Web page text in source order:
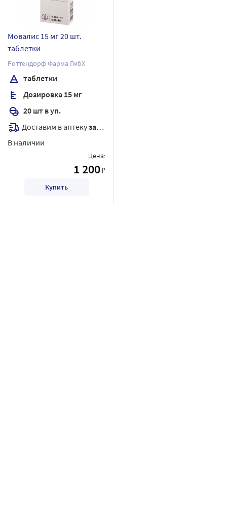
Мовалис 15 мг 20 шт.
таблетки
Роттендорф Фарма ГмбХ
таблетки
Дозировка 15 мг
20 шт в уп.
Доставим в аптекузавтра
В наличии
Цена:
1 200₽
Купить